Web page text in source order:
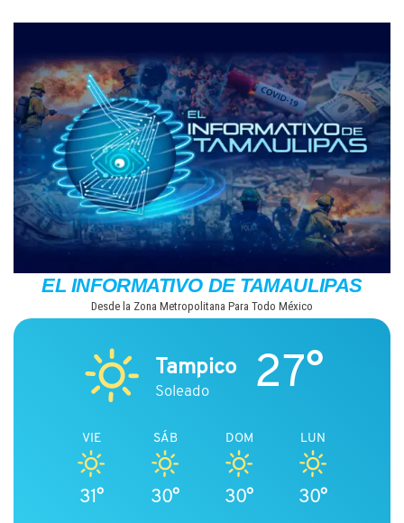
contenido
EL INFORMATIVO DE TAMAULIPAS
Desde la Zona Metropolitana Para Todo México
Tampico
Soleado 27°
VIE
31°
SÁB
30°
DOM
30°
LUN
30°